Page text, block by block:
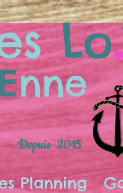
Lo.
nne
Depuis 2015
Planning